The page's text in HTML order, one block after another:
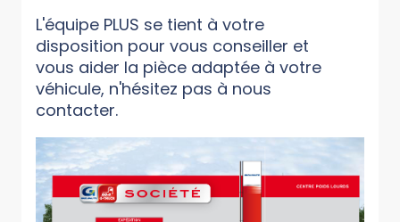
L'équipe PLUS se tient à votre
disposition pour vous conseiller et
vous aider la pièce adaptée à votre
véhicule, n'hésitez pas à nous
contacter.